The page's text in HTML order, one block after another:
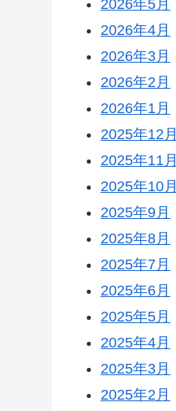
2026年5月
2026年4月
2026年3月
2026年2月
2026年1月
2025年12月
2025年11月
2025年10月
2025年9月
2025年8月
2025年7月
2025年6月
2025年5月
2025年4月
2025年3月
2025年2月